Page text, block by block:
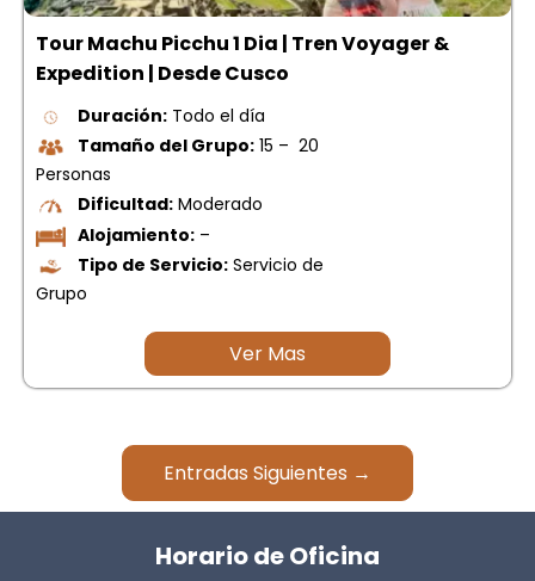
Tour Machu Picchu 1 Dia | Tren Voyager &
Expedition | Desde Cusco
Duración: Todo el día
Tamaño del Grupo: 15 – 20
Personas
Dificultad: Moderado
Alojamiento: –
Tipo de Servicio: Servicio de
Grupo
Ver Mas
Entradas Siguientes →
Horario de Oficina